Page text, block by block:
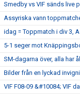
Smedby vs VIF sänds live
Assyriska vann
idag = Toppmatch i div 3,
5-1 seger mot
SM-dagarna över, alla har
Bilder från en lyckad
VIF F08-09 &#10084; VIF